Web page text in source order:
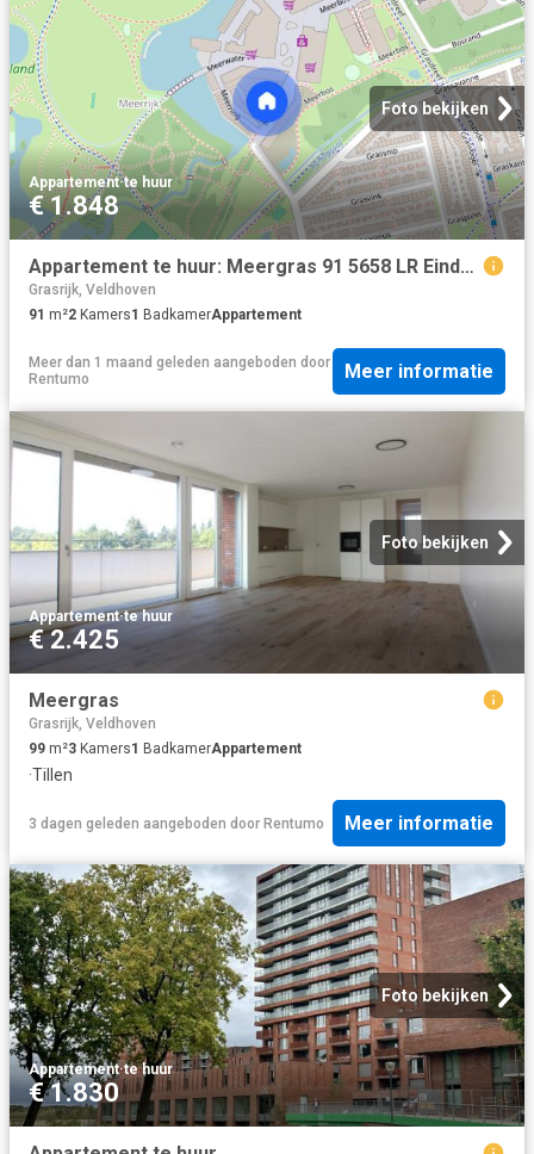
Foto bekijken
Appartement·te huur
€ 1.848
Appartement te huur: Meergras 91 5658 LR Eindhoven
Grasrijk, Veldhoven
91 m²2 Kamers1 BadkamerAppartement
Meer dan 1 maand geleden aangeboden door
Rentumo
Meer informatie
Foto bekijken
Appartement·te huur
€ 2.425
Meergras
Grasrijk, Veldhoven
99 m²3 Kamers1 BadkamerAppartement
·Tillen
3 dagen geleden aangeboden door Rentumo Meer informatie
Foto bekijken
Appartement·te huur
€ 1.830